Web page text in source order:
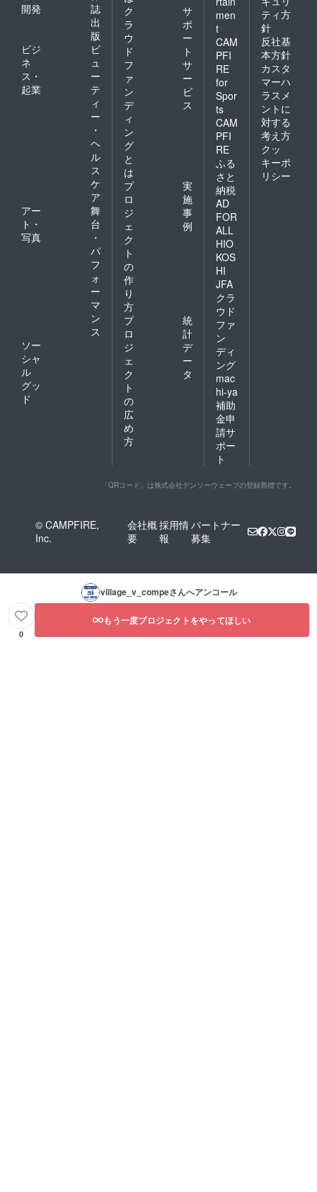
開発
誌
出
版
ビジ
ネ
ス・
起業
ビ
ュ
ー
テ
ィ
ー
・
ヘ
ル
ス
ケ
ア
アー
ト・
写真
舞
台
・
パ
フ
ォ
ー
マ
ン
ス
ソー
シャ
ル
グッ
ド
ク
ラ
ウ
ド
フ
ァ
ン
デ
ィ
ン
グ
と
は
サ
ポ
ー
ト
サ
ー
ビ
ス
プ
ロ
ジ
ェ
ク
ト
の
作
り
方
実
施
事
例
プ
ロ
ジ
ェ
ク
ト
の
広
め
方
統
計
デ
ー
タ
men
t
CAM
PFI
RE
for
Spor
ts
CAM
PFI
RE
ふる
さと
納税
AD
FOR
ALL
HIO
KOS
HI
JFA
クラ
ウド
ファ
ン
ディ
ング
mac
hi-ya
補助
金申
請サ
ポー
ト
ティ方
針
反社基
本方針
カスタ
マーハ
ラスメ
ントに
対する
考え方
クッ
キーポ
リシー
「QRコード」は株式会社デンソーウェーブの登録商標です。
© CAMPFIRE,
Inc.
会社概
要
採用情
報
パートナー
募集
village_v_compeさんへアンコール
0
もう一度プロジェクトをやってほしい